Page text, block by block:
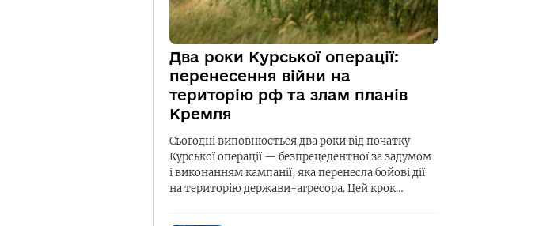
Два роки Курської операції:
перенесення війни на
територію рф та злам планів
Кремля
Сьогодні виповнюється два роки від початку
Курської операції — безпрецедентної за задумом
і виконанням кампанії, яка перенесла бойові дії
на територію держави-агресора. Цей крок…